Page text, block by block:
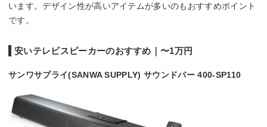
います。デザイン性が高いアイテムが多いのもおすすめポイント
です。
安いテレビスピーカーのおすすめ｜〜1万円
サンワサプライ(SANWA SUPPLY) サウンドバー 400-SP110